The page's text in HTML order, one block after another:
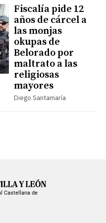
Fiscalía pide 12
años de cárcel a
las monjas
okupas de
Belorado por
maltrato a las
religiosas
mayores
Diego Santamaría
Castellana de